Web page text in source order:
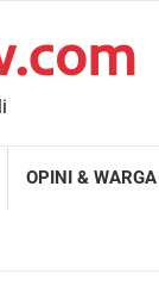
OPINI &